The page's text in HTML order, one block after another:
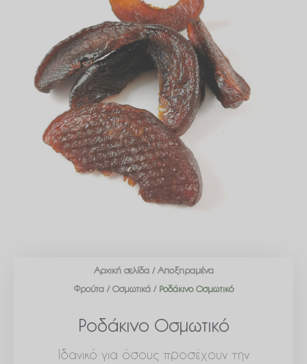
Αρχική σελίδα/ Αποξηραμένα
Φρούτα/ Οσμωτικά/ Ροδάκινο Οσμωτικό
Ροδάκινο Οσμωτικό
Ιδανικό για όσους προσέχουν την